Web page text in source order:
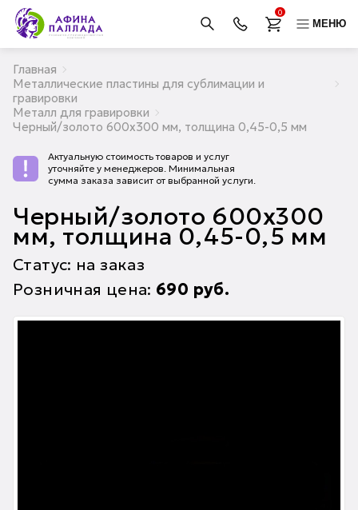
0
МЕНЮ
Главная
Металлические пластины для сублимации и
гравировки
Металл для гравировки
Черный/золото 600х300 мм, толщина 0,45-0,5 мм
Актуальную стоимость товаров и услуг
уточняйте у менеджеров. Минимальная
сумма заказа зависит от выбранной услуги.
Черный/золото 600х300
мм, толщина 0,45-0,5 мм
Статус: на заказ
Розничная цена: 690 руб.